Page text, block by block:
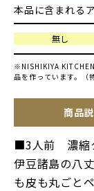
本品に含まれる
無し
※NISHIKIYA
品を作っています。（
商品
■3人前 濃縮
伊豆諸島の八
も皮も丸ごと